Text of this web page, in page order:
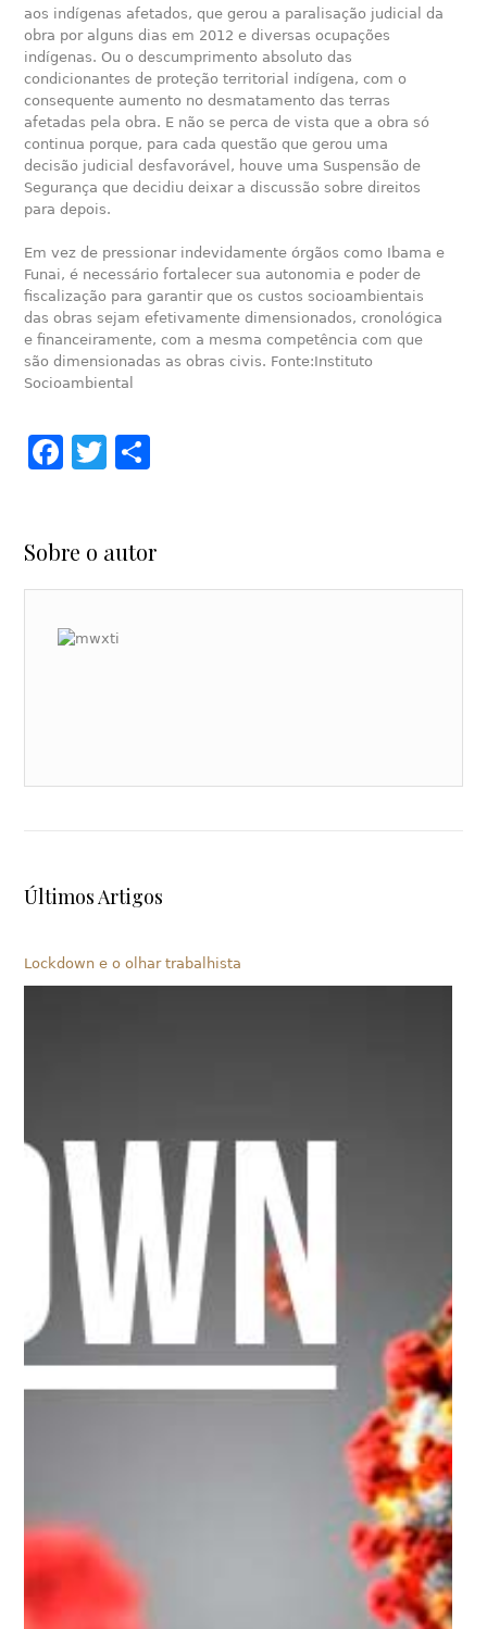
aos indígenas afetados, que gerou a paralisação judicial da
obra por alguns dias em 2012 e diversas ocupações
indígenas. Ou o descumprimento absoluto das
condicionantes de proteção territorial indígena, com o
consequente aumento no desmatamento das terras
afetadas pela obra. E não se perca de vista que a obra só
continua porque, para cada questão que gerou uma
decisão judicial desfavorável, houve uma Suspensão de
Segurança que decidiu deixar a discussão sobre direitos
para depois.
Em vez de pressionar indevidamente órgãos como Ibama e
Funai, é necessário fortalecer sua autonomia e poder de
fiscalização para garantir que os custos socioambientais
das obras sejam efetivamente dimensionados, cronológica
e financeiramente, com a mesma competência com que
são dimensionadas as obras civis. Fonte:Instituto
Socioambiental
Facebook
Twitter
Sobre o autor
Últimos Artigos
Lockdown e o olhar trabalhista